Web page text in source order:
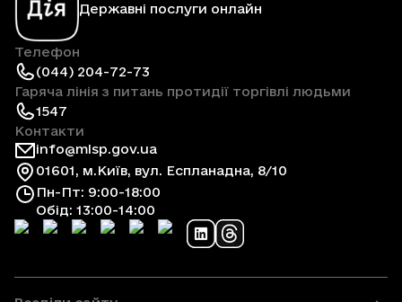
Державні послуги онлайн
Телефон
(044) 204-72-73
Гаряча лінія з питань протидії торгівлі людьми
1547
Контакти
info@mlsp.gov.ua
01601, м.Київ, вул. Еспланадна, 8/10
Пн-Пт: 9:00-18:00
Обід: 13:00-14:00